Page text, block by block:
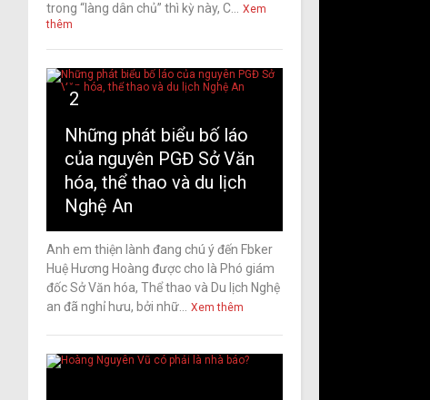
trong “làng dân chủ” thì kỳ này, C...
Xem
thêm
2
Những phát biểu bố láo
của nguyên PGĐ Sở Văn
hóa, thể thao và du lịch
Nghệ An
Anh em thiện lành đang chú ý đến Fbker
Huệ Hương Hoàng được cho là Phó giám
đốc Sở Văn hóa, Thể thao và Du lịch Nghệ
an đã nghỉ hưu, bởi nhữ...
Xem thêm